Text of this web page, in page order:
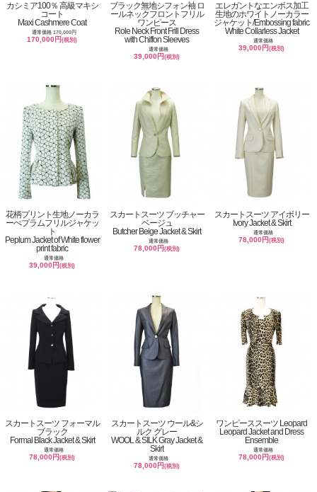
カシミア100％ 高級マキシ
コート
Maxi Cashmere Coat
通常価格 170,000円
170,000円(税別)
ブラック無地シフォン袖 ロ
ールネックフロントフリル
ワンピース
Role Neck Front Frill Dress
with Chiffon Sleeves
通常価格
39,000円(税別)
エレガントなエンボス加工
生地のホワイトノーカラー
ジャケット/Embossing fabric
White Collarless Jacket
通常価格
39,000円(税別)
花柄プリント生地ノーカラ
ーぺプラムフリルジャケッ
ト
Peplum Jacket of White flower
print fabric
通常価格
39,000円(税別)
スカートスーツ ブッチャー
ベージュ
Butcher Beige Jacket & Skirt
通常価格
78,000円(税別)
スカートスーツ アイボリー
Ivory Jacket & Skirt
通常価格
78,000円(税別)
スカートスーツ フォーマル
ブラック
Formal Black Jacket & Skirt
通常価格
78,000円(税別)
スカートスーツ ウール&シ
ルク グレー
WOOL & SILK Gray Jacket &
Skirt
通常価格
78,000円(税別)
ワンピーススーツ Leopard
Leopard Jacket and Dress
Ensemble
通常価格
78,000円(税別)